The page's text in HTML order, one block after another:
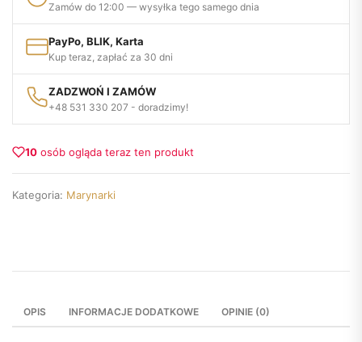
Zamów do 12:00 — wysyłka tego samego dnia
PayPo, BLIK, Karta
Kup teraz, zapłać za 30 dni
ZADZWOŃ I ZAMÓW
+48 531 330 207 - doradzimy!
10 osób ogląda teraz ten produkt
Kategoria: Marynarki
OPIS INFORMACJE DODATKOWE OPINIE (0)